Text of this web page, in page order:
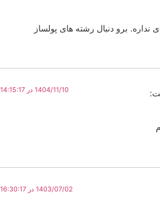
نداره. برو دنبال رشته های پولساز
1404/11/10 در 14:15:17
1403/07/02 در 16:30:17